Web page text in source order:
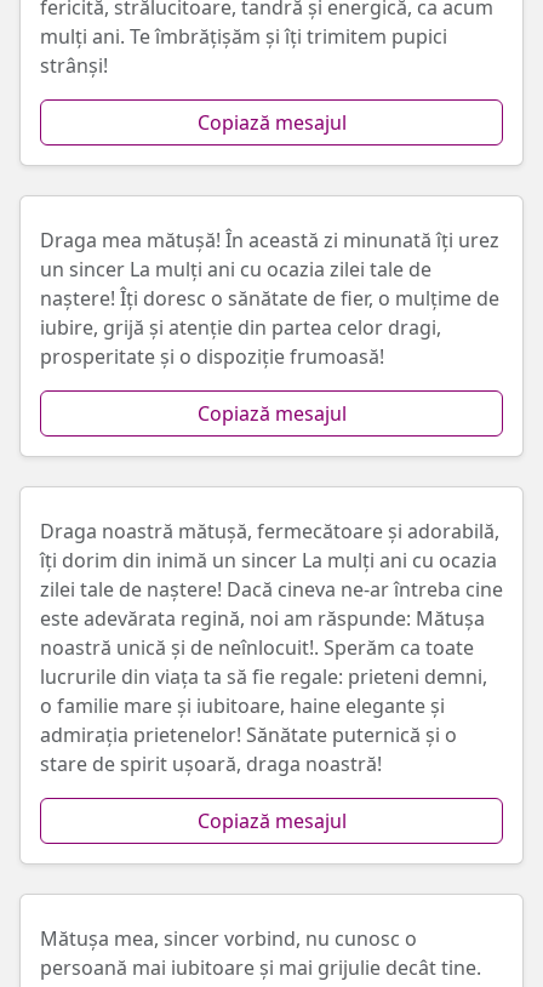
fericită, strălucitoare, tandră și energică, ca acum
mulți ani. Te îmbrățișăm și îți trimitem pupici
strânși!
Copiază mesajul
Draga mea mătușă! În această zi minunată îți urez
un sincer La mulți ani cu ocazia zilei tale de
naștere! Îți doresc o sănătate de fier, o mulțime de
iubire, grijă și atenție din partea celor dragi,
prosperitate și o dispoziție frumoasă!
Copiază mesajul
Draga noastră mătușă, fermecătoare și adorabilă,
îți dorim din inimă un sincer La mulți ani cu ocazia
zilei tale de naștere! Dacă cineva ne-ar întreba cine
este adevărata regină, noi am răspunde: Mătușa
noastră unică și de neînlocuit!. Sperăm ca toate
lucrurile din viața ta să fie regale: prieteni demni,
o familie mare și iubitoare, haine elegante și
admirația prietenelor! Sănătate puternică și o
stare de spirit ușoară, draga noastră!
Copiază mesajul
Mătușa mea, sincer vorbind, nu cunosc o
persoană mai iubitoare și mai grijulie decât tine.